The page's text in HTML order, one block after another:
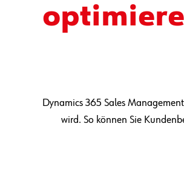
Dynamics 365 Sales
wird. So können Sie